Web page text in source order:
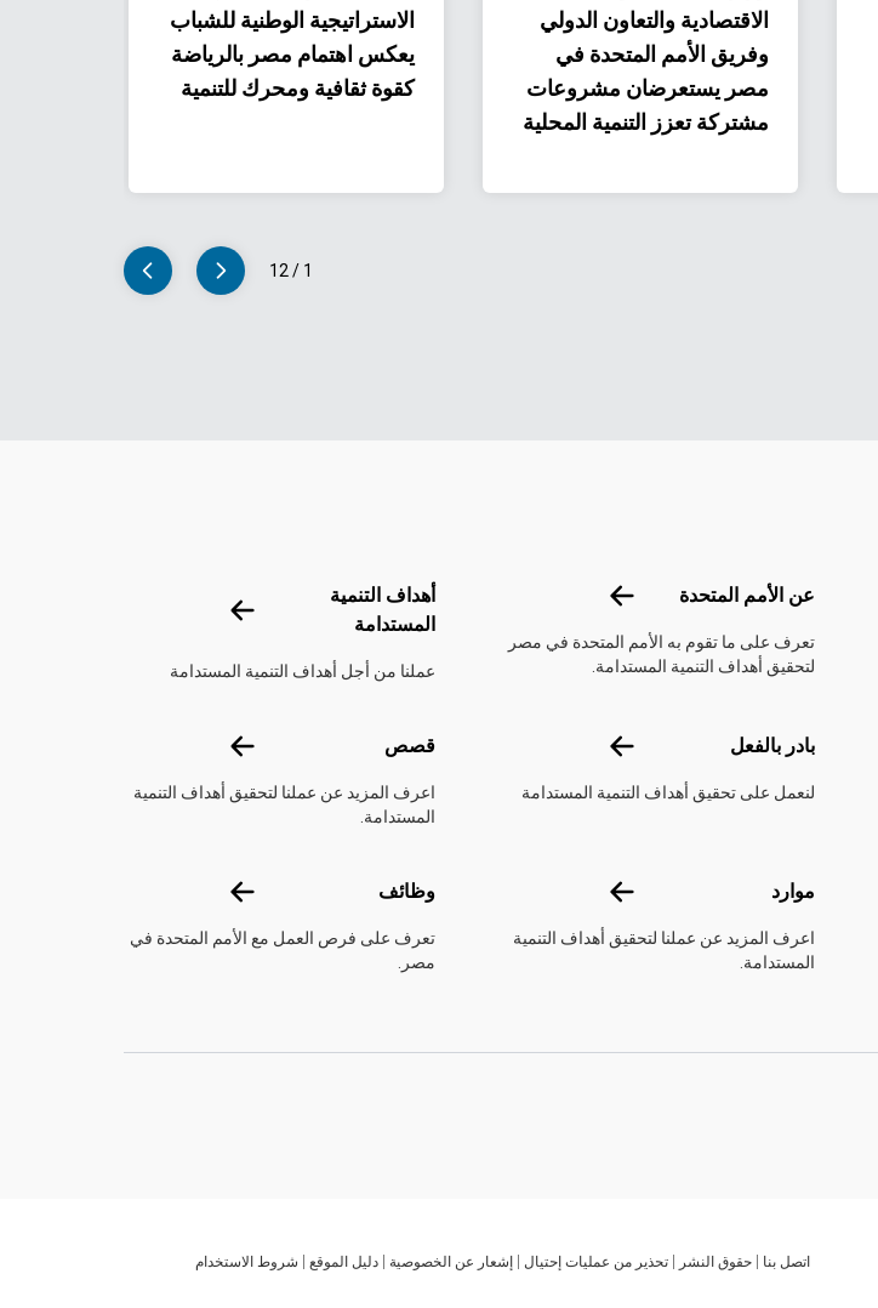
الاقتصادية والتعاون الدولي
وفريق الأمم المتحدة في
مصر يستعرضان مشروعات
مشتركة تعزز التنمية المحلية
الاستراتيجية الوطنية للشباب
يعكس اهتمام مصر بالرياضة
كقوة ثقافية ومحرك للتنمية
1
/
12
عن الأمم المتحدة عن الأمم المتحدة
تعرف على ما تقوم به الأمم المتحدة في مصر
لتحقيق أهداف التنمية المستدامة.
أهداف التنمية
المستدامة
أهداف التنمية المستدامة
عملنا من أجل أهداف التنمية المستدامة
بادر بالفعل بادر بالفعل
لنعمل على تحقيق أهداف التنمية المستدامة
قصص قصص
اعرف المزيد عن عملنا لتحقيق أهداف التنمية
المستدامة.
موارد موارد
اعرف المزيد عن عملنا لتحقيق أهداف التنمية
المستدامة.
وظائف وظائف
تعرف على فرص العمل مع الأمم المتحدة في
مصر.
Global U.N. menu
اتصل بنا حقوق النشر تحذير من عمليات إحتيال إشعار عن الخصوصية دليل الموقع شروط الاستخدام